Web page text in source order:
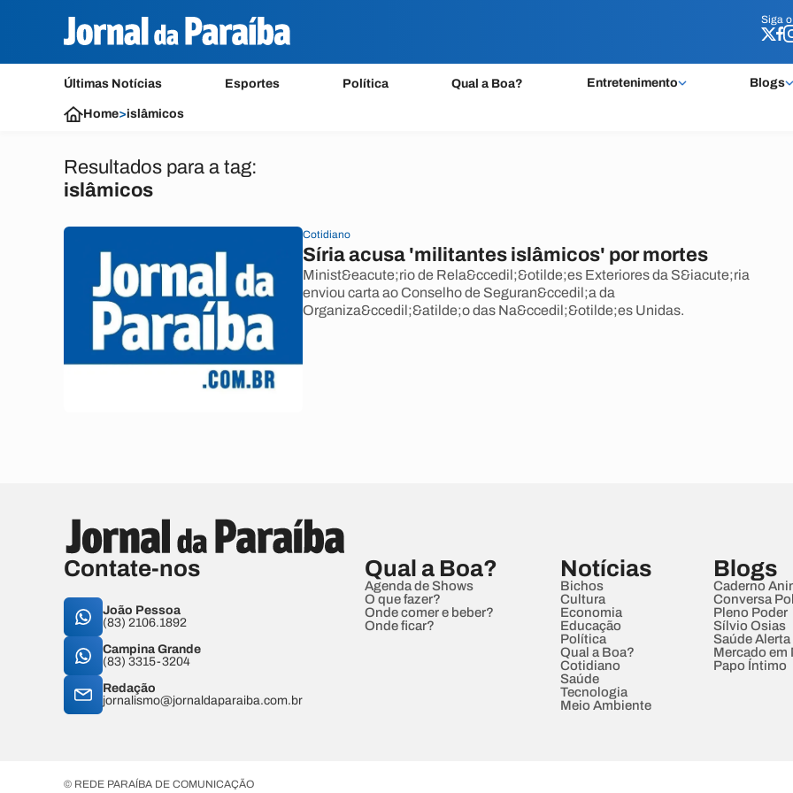
Siga o
Últimas Notícias Esportes Política Qual a Boa? Entretenimento Blogs
Siga o
Home>islâmicos
Resultados para a tag:
islâmicos
Cotidiano
Síria acusa 'militantes islâmicos' por mortes
Minist&eacute;rio de Rela&ccedil;&otilde;es Exteriores da S&iacute;ria
enviou carta ao Conselho de Seguran&ccedil;a da
Organiza&ccedil;&atilde;o das Na&ccedil;&otilde;es Unidas.
Contate-nos
João Pessoa
(83) 2106.1892
Campina Grande
(83) 3315-3204
Redação
jornalismo@jornaldaparaiba.com.br
Qual a Boa?
Agenda de Shows
O que fazer?
Onde comer e beber?
Onde ficar?
Notícias
Bichos
Cultura
Economia
Educação
Política
Qual a Boa?
Cotidiano
Saúde
Tecnologia
Meio Ambiente
Blogs
Caderno
Conversa
Pleno Poder
Sílvio Osias
Saúde Alerta
Mercado em
Papo Íntimo
© REDE PARAÍBA DE COMUNICAÇÃO